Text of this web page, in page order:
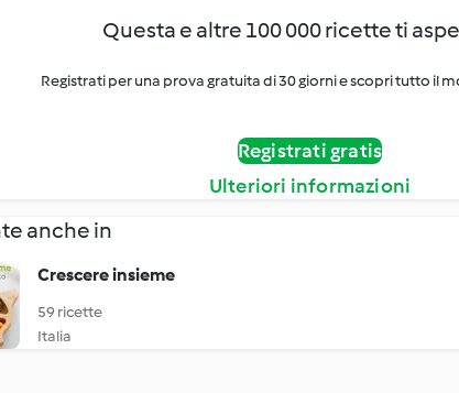
Questa e altre 100 000 ricette ti
Registrati per una prova gratuita di 30 giorni e scopri tutto il
Registrati gratis
Ulteriori informazioni
anche in
Crescere insieme
59 ricette
Italia